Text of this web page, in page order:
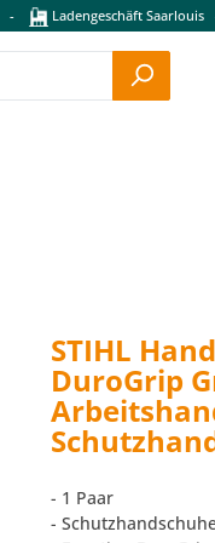
- Ladengeschäft Saarlouis
STIHL
DuroGrip
- 1 Paar
-